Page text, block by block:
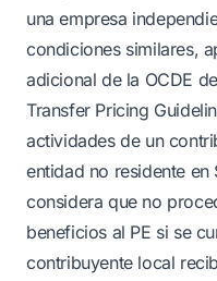
una empresa
condiciones similares,
adicional de la OCDE
Transfer Pricing
actividades de un
entidad no residente en
considera que no
beneficios al PE si se
contribuyente local